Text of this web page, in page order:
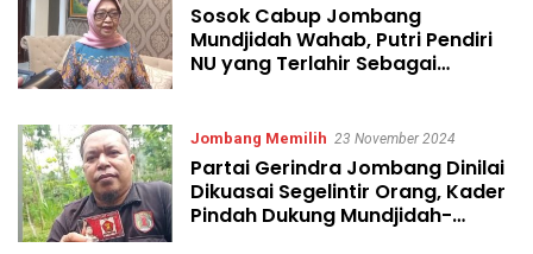
Sosok Cabup Jombang
Mundjidah Wahab, Putri Pendiri
NU yang Terlahir Sebagai
Jombang Memilih 23 November 2024
Partai Gerindra Jombang Dinilai
Dikuasai Segelintir Orang, Kader
Pindah Dukung Mundjidah-